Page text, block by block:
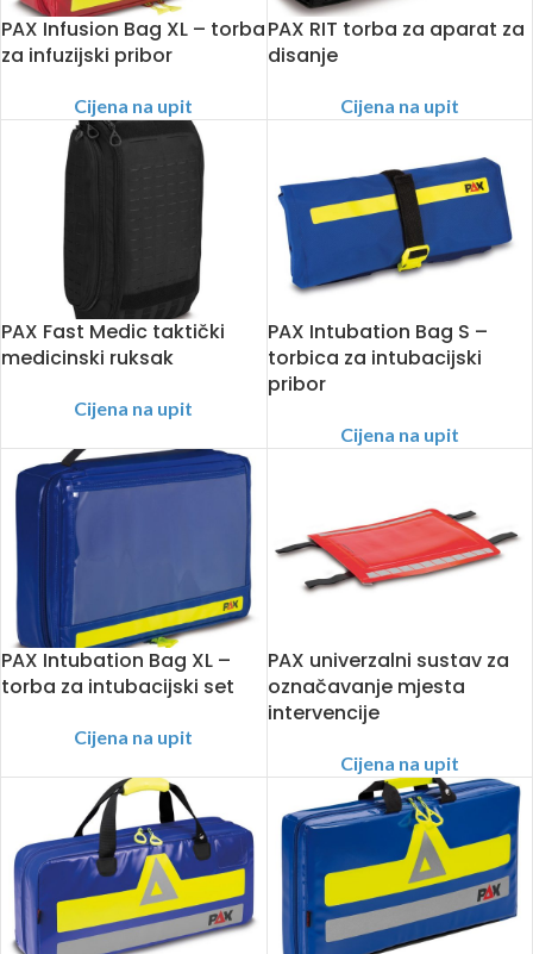
PAX Infusion Bag XL – torba
za infuzijski pribor
Cijena na upit
PAX RIT torba za aparat za
disanje
Cijena na upit
PAX Fast Medic taktički
medicinski ruksak
Cijena na upit
PAX Intubation Bag S –
torbica za intubacijski
pribor
Cijena na upit
PAX Intubation Bag XL –
torba za intubacijski set
Cijena na upit
PAX univerzalni sustav za
označavanje mjesta
intervencije
Cijena na upit